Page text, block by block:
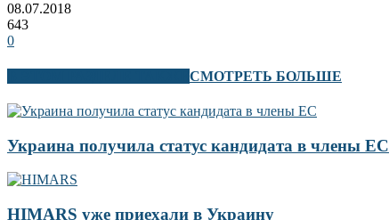
08.07.2018
643
0
СМОТРЕТЬ БОЛЬШЕ
Украина получила статус кандидата в члены ЕС
HIMARS уже приехали в Украину